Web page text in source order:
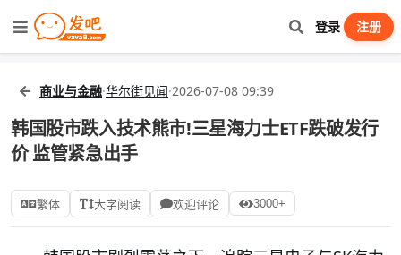
登录 注册
商业与金融·华尔街见闻·2026-07-08 09:39
韩国股市跌入技术熊市!三星海力士ETF跌破发行
价 监管紧急出手
繁体 大字阅读 欢迎评论 3000+